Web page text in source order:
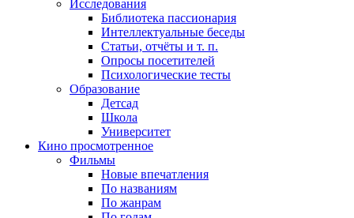
Исследования
Библиотека пассионария
Интеллектуальные беседы
Статьи, отчёты и т. п.
Опросы посетителей
Психологические тесты
Образование
Детсад
Школа
Университет
Кино просмотренное
Фильмы
Новые впечатления
По названиям
По жанрам